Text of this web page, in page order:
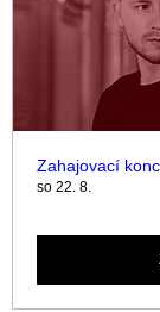
Zahajovací
so 22. 8.